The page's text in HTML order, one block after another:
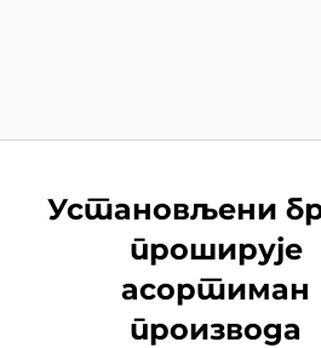
Установљени
проширује
асортиман
производа